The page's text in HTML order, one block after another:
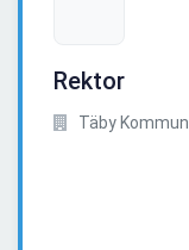
Rektor
Täby Kommun